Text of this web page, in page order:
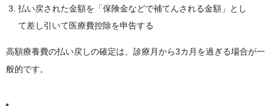
払い戻された金額を「保険金などで補てんされる金額」とし
て差し引いて医療費控除を申告する
高額療養費の払い戻しの確定は、診療月から3カ月を過ぎる場合が一
般的です。